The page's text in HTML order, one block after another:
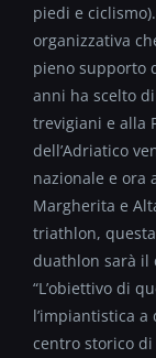
piedi e
organizzativa
pieno supporto
anni ha scelto
trevigiani e alla
dell’Adriatico
nazionale e ora
Margherita e
triathlon,
duathlon sarà il
“L’obiettivo di
l’impiantistica
centro storico